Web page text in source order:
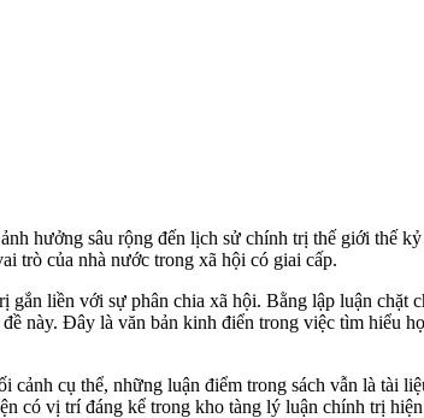
hưởng sâu rộng đến lịch sử chính trị thế giới thế
trò của nhà nước trong xã hội có giai cấp.
liền với sự phân chia xã hội. Bằng lập luận chặt
này. Đây là văn bản kinh điển trong việc tìm hiểu
cụ thể, những luận điểm trong sách vẫn là tài
có vị trí đáng kể trong kho tàng lý luận chính trị